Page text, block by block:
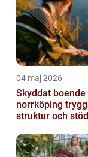
04 maj 2026
Skyddat boende
norrköping trygghet,
struktur och
situationer